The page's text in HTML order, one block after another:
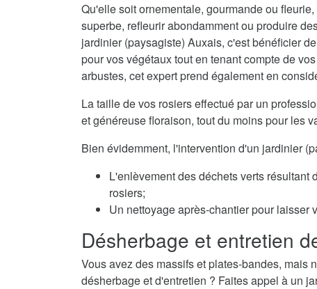
Qu'elle soit ornementale, gourmande ou
superbe, refleurir abondamment ou produire
jardinier (paysagiste) Auxais, c'est bénéficier
pour vos végétaux tout en tenant compte de
arbustes, cet expert prend également en
La taille de vos rosiers effectué par un
et généreuse floraison, tout du moins pour les
Bien évidemment, l'intervention d'un jardinier
L'enlèvement des déchets verts
rosiers;
Un nettoyage après-chantier pour laisser
Désherbage et entretien
Vous avez des massifs et plates-bandes, mais
désherbage et d'entretien ? Faites appel à un